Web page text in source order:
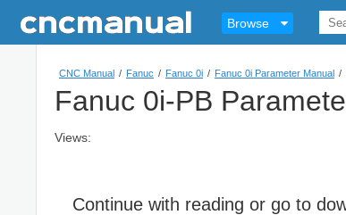
Browse
CNC Manual / Fanuc / Fanuc 0i / Fanuc 0i Parameter Manual /
Fanuc 0i-PB
Views:
Continue with reading or go to